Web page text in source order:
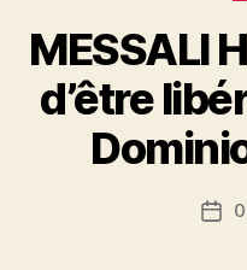
MESSALI
d’être